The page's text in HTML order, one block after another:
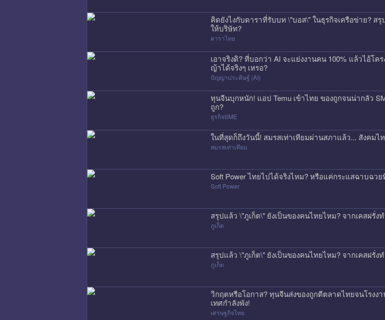
คิดยังไงกับดาราที่รับบท \"บอส\" ในธุรกิจเครือข่าย? ส
ให้บริษัท?
ดาราไทย
เอาจริงดิ? ที่บอกว่า AI จะแย่งงานคน 100% แล้วไอ้โ
ญ้าได้จริงๆ เหรอ?
ปัญญาประดิษฐ์ (AI)
ทุนจีนบุกหนัก! แอป Temu เข้าไทย ของถูกจนน่ากลัว
ถูก?
ธุรกิจSME
ในที่สุดก็ถึงวันนี้! สมรสเท่าเทียมผ่านสภาแล้ว... สังคม
สมรสเท่าเทียม
Soft Power ไทยไปได้จริงไหม? หรือแค่กระแสฉาบฉว
Soft Power
สรุปแล้ว \"ภูเก็ต\" ยังเป็นของคนไทยไหม? จากเคสฝ
ภูเก็ต
สรุปแล้ว \"ภูเก็ต\" ยังเป็นของคนไทยไหม? จากเคสฝ
ภูเก็ต
วิกฤตหรือโอกาส? ทุนจีนส่งของถูกตีตลาดไทยจนโรงง
เทศกำลังพัง!
เศรษฐกิจไทย